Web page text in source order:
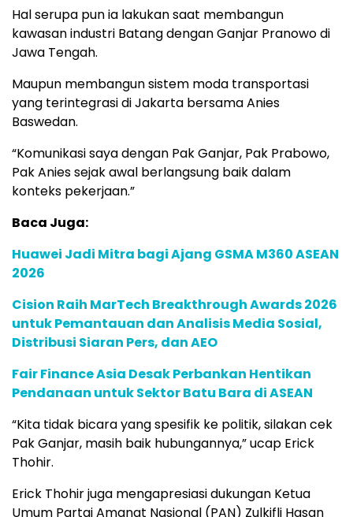
Hal serupa pun ia lakukan saat membangun
kawasan industri Batang dengan Ganjar Pranowo di
Jawa Tengah.
Maupun membangun sistem moda transportasi
yang terintegrasi di Jakarta bersama Anies
Baswedan.
“Komunikasi saya dengan Pak Ganjar, Pak Prabowo,
Pak Anies sejak awal berlangsung baik dalam
konteks pekerjaan.”
Baca Juga:
Huawei Jadi Mitra bagi Ajang GSMA M360 ASEAN
2026
Cision Raih MarTech Breakthrough Awards 2026
untuk Pemantauan dan Analisis Media Sosial,
Distribusi Siaran Pers, dan AEO
Fair Finance Asia Desak Perbankan Hentikan
Pendanaan untuk Sektor Batu Bara di ASEAN
“Kita tidak bicara yang spesifik ke politik, silakan cek
Pak Ganjar, masih baik hubungannya,” ucap Erick
Thohir.
Erick Thohir juga mengapresiasi dukungan Ketua
Umum Partai Amanat Nasional (PAN) Zulkifli Hasan